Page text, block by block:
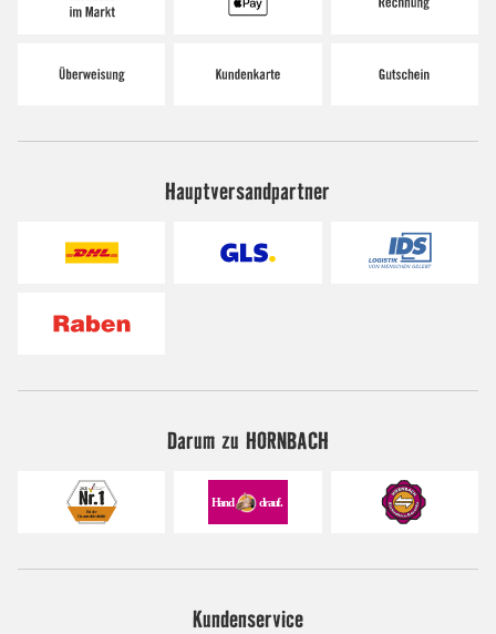
Hauptversandpartner
Darum zu HORNBACH
Kundenservice